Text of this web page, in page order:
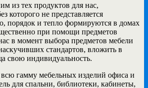
из тех продуктов для нас,
которого не представляется
порядок и тепло формируются в домах
при помощи предметов
в момент выбора предметов мебели
стандартов, вложить в
свою индивидуальность.
гамму мебельных изделий офиса и
для спальни, библиотеки, кабинеты,